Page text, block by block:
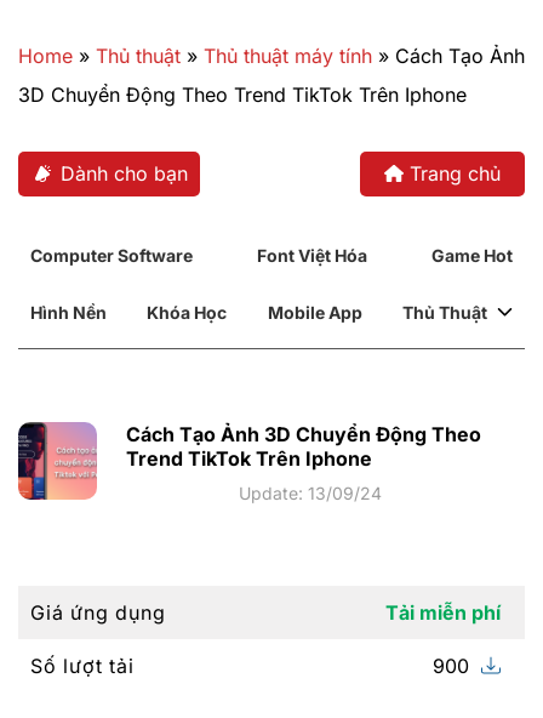
qua
dung
Home » Thủ thuật » Thủ thuật máy tính » Cách Tạo Ảnh
3D Chuyển Động Theo Trend TikTok Trên Iphone
Dành cho bạn Trang chủ
Computer Software Font Việt Hóa Game Hot
Hình Nền Khóa Học Mobile App Thủ Thuật
Cách Tạo Ảnh 3D Chuyển Động Theo
Trend TikTok Trên Iphone
Update: 13/09/24
Giá ứng dụng Tải miễn phí
Số lượt tải 900